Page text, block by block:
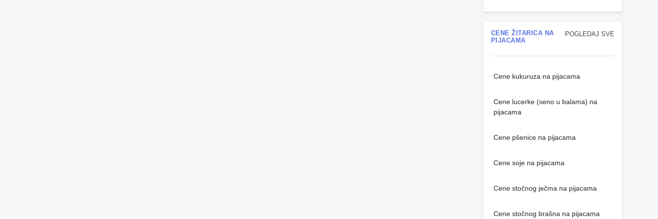
POGLEDAJ SVE
CENE ŽITARICA NA
PIJACAMA
Cene kukuruza na pijacama
Cene lucerke (seno u balama) na
pijacama
Cene pšenice na pijacama
Cene soje na pijacama
Cene stočnog ječma na pijacama
Cene stočnog brašna na pijacama